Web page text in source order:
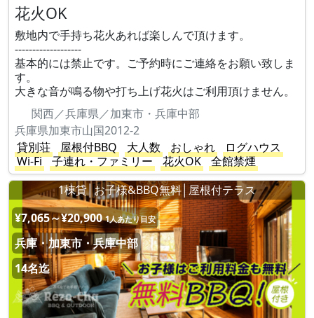
花火OK
敷地内で手持ち花火あれば楽しんで頂けます。
-------------------
基本的には禁止です。ご予約時にご連絡をお願い致しま
す。
大きな音が鳴る物や打ち上げ花火はご利用頂けません。
関西／兵庫県／加東市・兵庫中部
兵庫県加東市山国2012-2
貸別荘
屋根付BBQ 大人数 おしゃれ
ログハウス
Wi-Fi
子連れ・ファミリー 花火OK
全館禁煙
1棟貸│お子様&BBQ無料│屋根付テラス
¥7,065～¥20,900 1人あたり目安
兵庫・加東市・兵庫中部
14名迄